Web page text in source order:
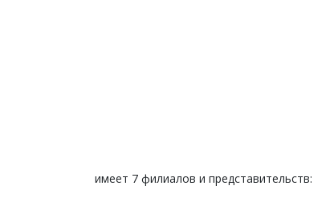
имеет 7 филиалов и представительств: